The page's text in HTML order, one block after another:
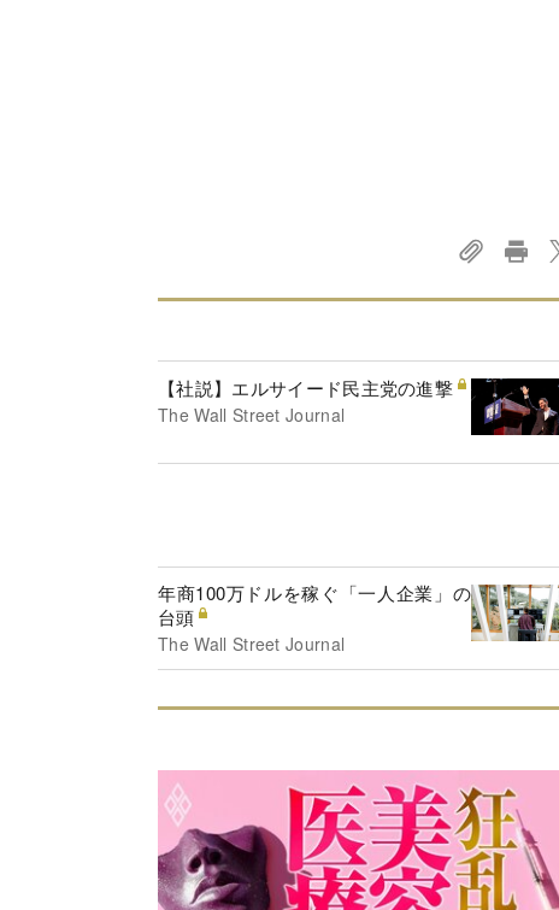
【社説】エルサイード民主党の進撃
The Wall Street Journal
年商100万ドルを稼ぐ「一人企業」の
台頭
The Wall Street Journal